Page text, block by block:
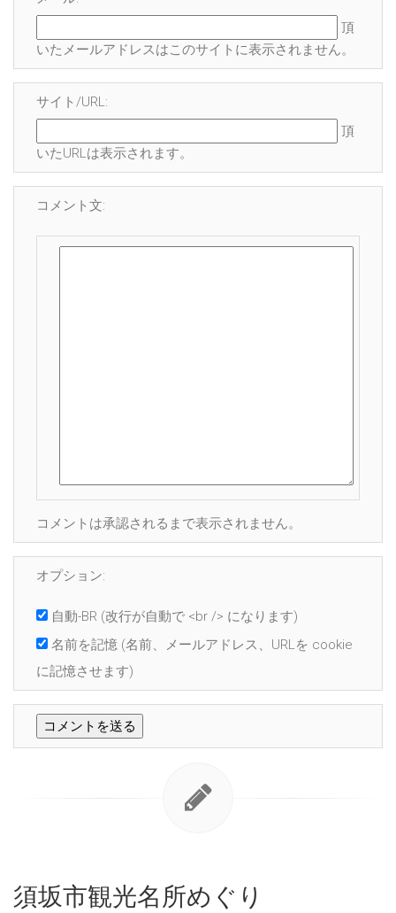
頂
いたメールアドレスはこのサイトに表示されません。
サイト/URL:
頂
いたURLは表示されます。
コメント文:
コメントは承認されるまで表示されません。
オプション:
自動-BR (改行が自動で <br /> になります)
名前を記憶 (名前、メールアドレス、URLを cookie
に記憶させます)
須坂市観光名所めぐり